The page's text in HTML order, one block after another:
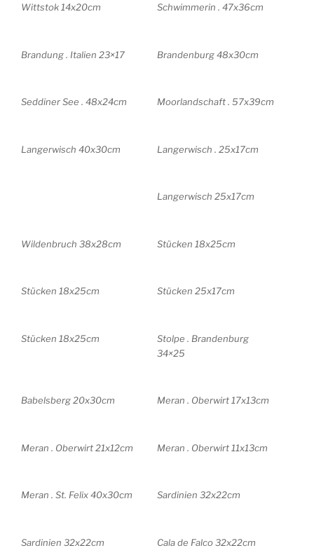
Wittstok 14x20cm Schwimmerin . 47x36cm
Brandung . Italien 23×17 Brandenburg 48x30cm
Seddiner See . 48x24cm Moorlandschaft . 57x39cm
Langerwisch 40x30cm Langerwisch . 25x17cm
Langerwisch 25x17cm
Wildenbruch 38x28cm Stücken 18x25cm
Stücken 18x25cm Stücken 25x17cm
Stücken 18x25cm
Stolpe . Brandenburg
34×25
Babelsberg 20x30cm Meran . Oberwirt 17x13cm
Meran . Oberwirt 21x12cm Meran . Oberwirt 11x13cm
Meran . St. Felix 40x30cm Sardinien 32x22cm
Sardinien 32x22cm Cala de Falco 32x22cm